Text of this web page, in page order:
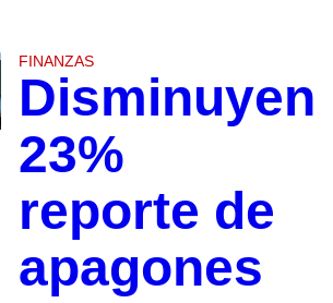
FINANZAS
Disminuyen
23%
reporte de
apagones